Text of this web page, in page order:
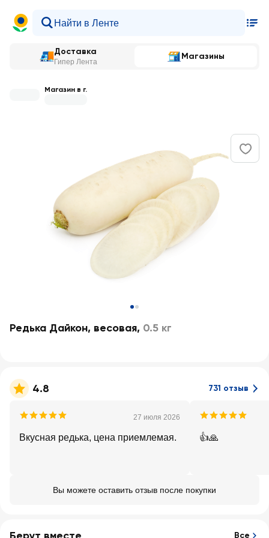
Доставка
Гипер Лента
Магазины
Магазин в г.
Редька Дайкон, весовая, 0.5 кг
4.8 731 отзыв
27 июля 2026
Вкусная редька, цена приемлемая. 👍🙏
Вы можете оставить отзыв после покупки
Все